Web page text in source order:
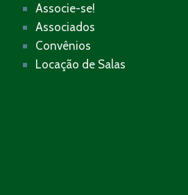
Associe-se!
Associados
Convênios
Locação de Salas